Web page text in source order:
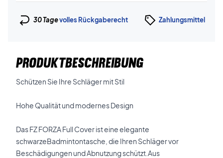
30 Tagevolles Rückgaberecht Zahlungsmittel
PRODUKTBESCHREIBUNG
Schützen Sie Ihre Schläger mit Stil
Hohe Qualität und modernes Design
Das FZ FORZA Full Cover ist eine elegante
schwarzeBadmintontasche, die Ihren Schläger vor
Beschädigungen und Abnutzung schützt.Aus